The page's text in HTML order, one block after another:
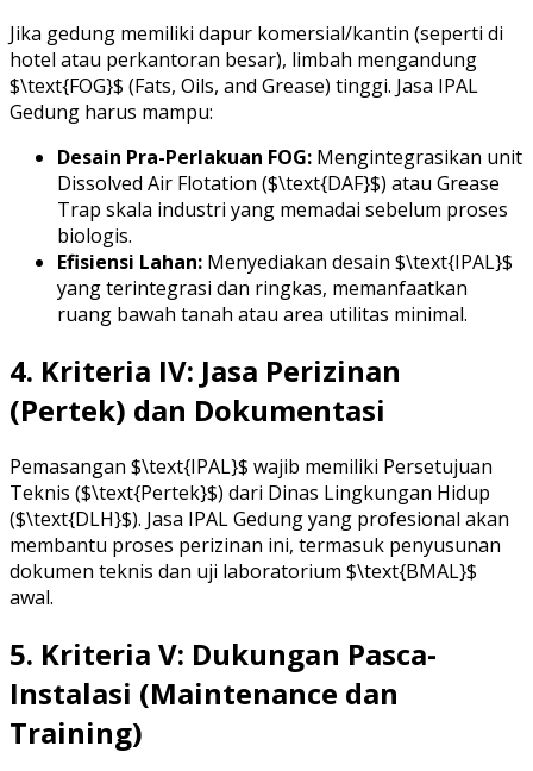
Jika gedung memiliki dapur komersial/kantin (seperti di
hotel atau perkantoran besar), limbah mengandung
$\text{FOG}$ (Fats, Oils, and Grease) tinggi. Jasa IPAL
Gedung harus mampu:
Desain Pra-Perlakuan FOG: Mengintegrasikan unit
Dissolved Air Flotation ($\text{DAF}$) atau Grease
Trap skala industri yang memadai sebelum proses
biologis.
Efisiensi Lahan: Menyediakan desain $\text{IPAL}$
yang terintegrasi dan ringkas, memanfaatkan
ruang bawah tanah atau area utilitas minimal.
4. Kriteria IV: Jasa Perizinan
(Pertek) dan Dokumentasi
Pemasangan $\text{IPAL}$ wajib memiliki Persetujuan
Teknis ($\text{Pertek}$) dari Dinas Lingkungan Hidup
($\text{DLH}$). Jasa IPAL Gedung yang profesional akan
membantu proses perizinan ini, termasuk penyusunan
dokumen teknis dan uji laboratorium $\text{BMAL}$
awal.
5. Kriteria V: Dukungan Pasca-
Instalasi (Maintenance dan
Training)